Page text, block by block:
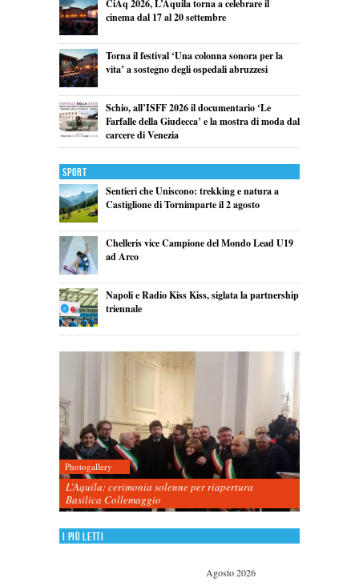
CiAq 2026, L’Aquila torna a celebrare il
cinema dal 17 al 20 settembre
Torna il festival ‘Una colonna sonora per la
vita’ a sostegno degli ospedali abruzzesi
Schio, all’ISFF 2026 il documentario ‘Le
Farfalle della Giudecca’ e la mostra di moda dal
carcere di Venezia
Sport
Sentieri che Uniscono: trekking e natura a
Castiglione di Tornimparte il 2 agosto
Chelleris vice Campione del Mondo Lead U19
ad Arco
Napoli e Radio Kiss Kiss, siglata la partnership
triennale
Photogallery
L’Aquila: cerimonia solenne per riapertura
Basilica Collemaggio
I più letti
Agosto 2026